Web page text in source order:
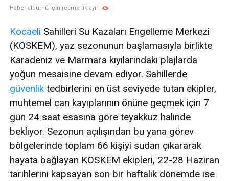
Haber albümü için resme tıklayın
Kocaeli Sahilleri Su Kazaları Engelleme Merkezi
(KOSKEM), yaz sezonunun başlamasıyla birlikte
Karadeniz ve Marmara kıyılarındaki plajlarda
yoğun mesaisine devam ediyor. Sahillerde
güvenlik tedbirlerini en üst seviyede tutan ekipler,
muhtemel can kayıplarının önüne geçmek için 7
gün 24 saat esasına göre teyakkuz halinde
bekliyor. Sezonun açılışından bu yana görev
bölgelerinde toplam 66 kişiyi sudan çıkararak
hayata bağlayan KOSKEM ekipleri, 22-28 Haziran
tarihlerini kapsayan son bir haftalık dönemde ise